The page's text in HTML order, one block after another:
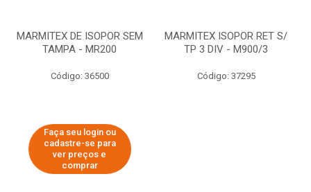
MARMITEX DE ISOPOR SEM
TAMPA - MR200
Código: 36500
Faça seu login ou
cadastre-se para
ver preços e
comprar
MARMITEX ISOPOR RET S/
TP 3 DIV - M900/3
Código: 37295